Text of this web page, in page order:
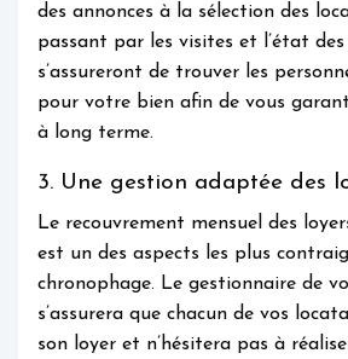
des annonces à la sélection des
passant par les visites et l’état des
s’assureront de trouver les
pour votre bien afin de vous
à long terme.
3. Une gestion adaptée des
Le recouvrement mensuel des
est un des aspects les plus
chronophage. Le gestionnaire de
s’assurera que chacun de vos
son loyer et n’hésitera pas à